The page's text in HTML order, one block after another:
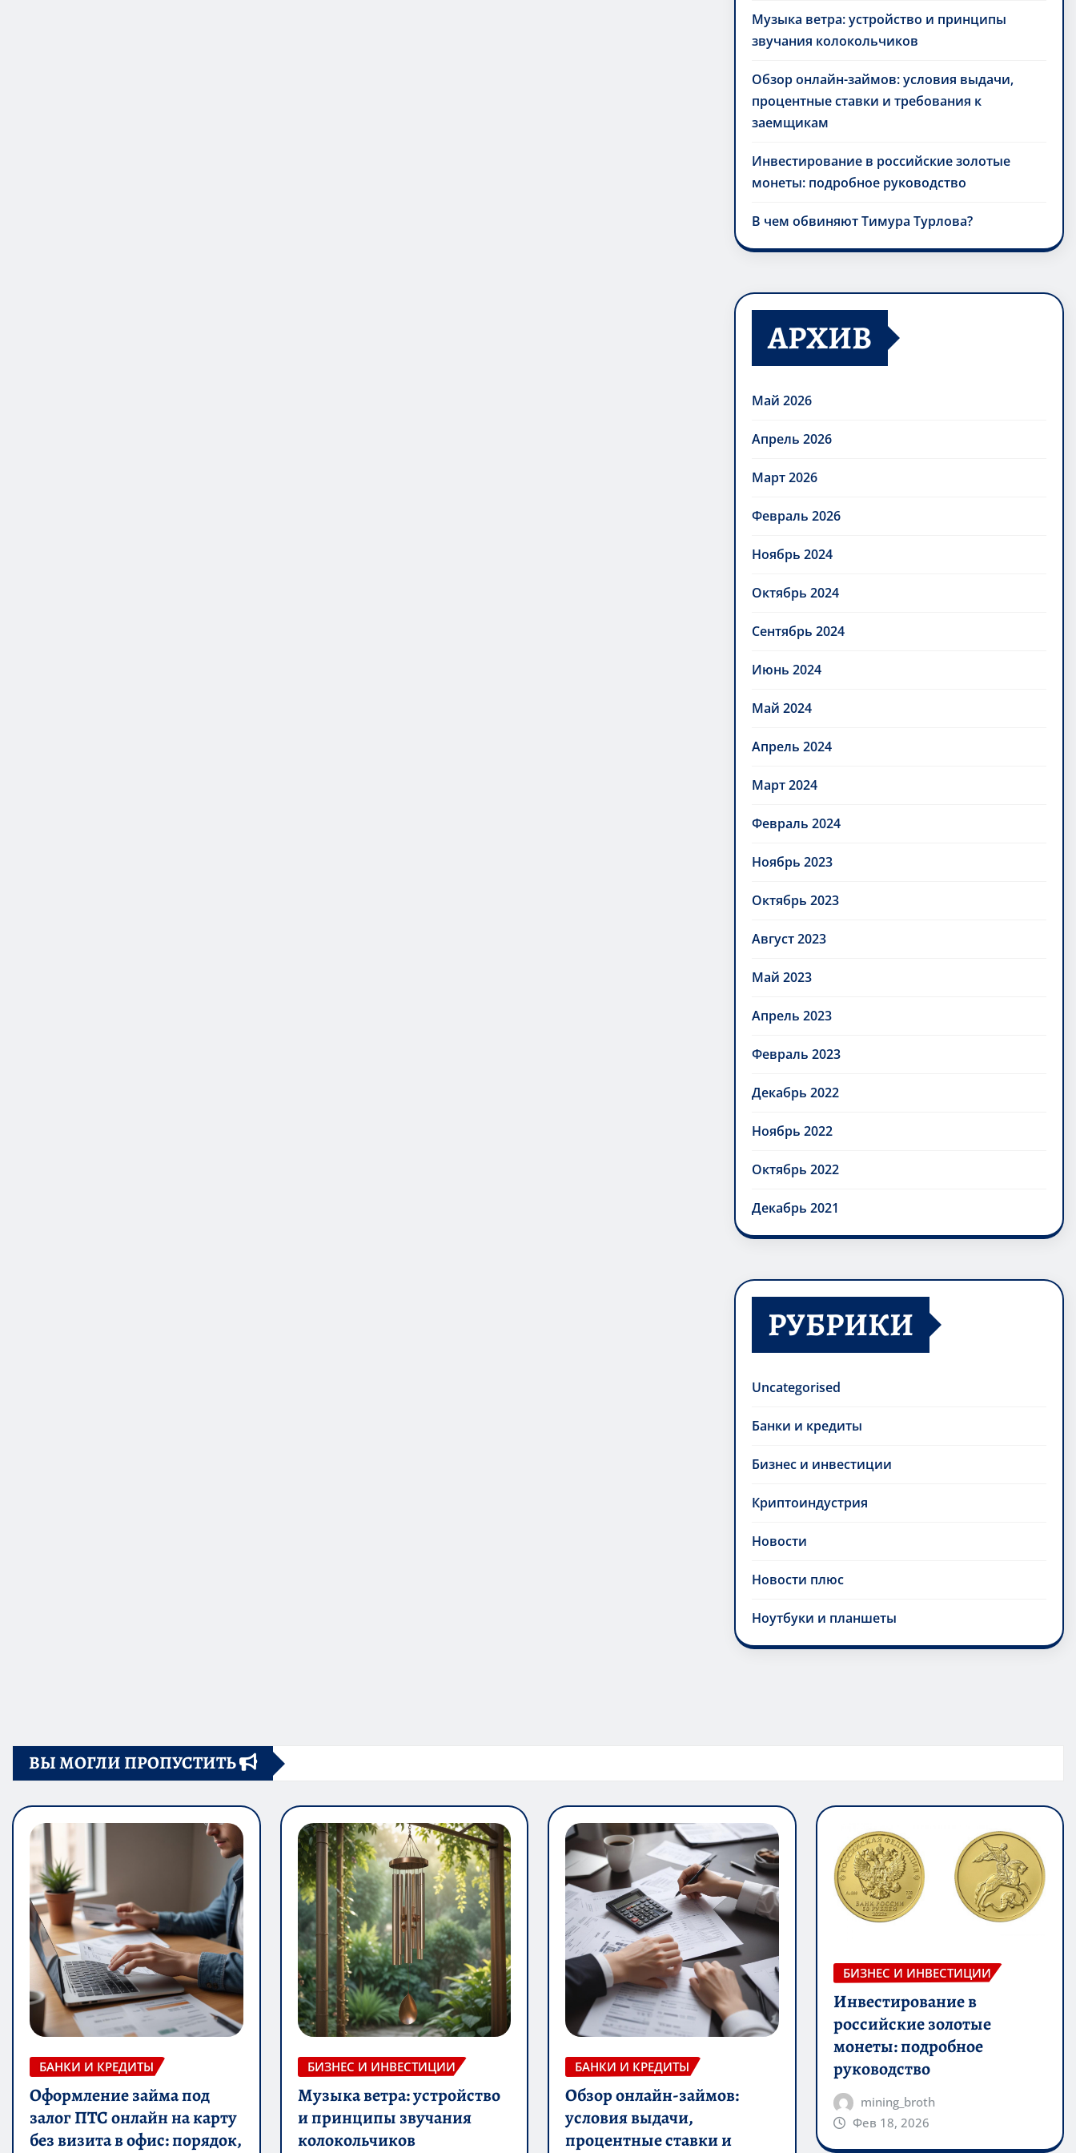
Музыка ветра: устройство и принципы
звучания колокольчиков
Обзор онлайн-займов: условия выдачи,
процентные ставки и требования к
заемщикам
Инвестирование в российские золотые
монеты: подробное руководство
В чем обвиняют Тимура Турлова?
АРХИВ
Май 2026
Апрель 2026
Март 2026
Февраль 2026
Ноябрь 2024
Октябрь 2024
Сентябрь 2024
Июнь 2024
Май 2024
Апрель 2024
Март 2024
Февраль 2024
Ноябрь 2023
Октябрь 2023
Август 2023
Май 2023
Апрель 2023
Февраль 2023
Декабрь 2022
Ноябрь 2022
Октябрь 2022
Декабрь 2021
РУБРИКИ
Uncategorised
Банки и кредиты
Бизнес и инвестиции
Криптоиндустрия
Новости
Новости плюс
Ноутбуки и планшеты
ВЫ МОГЛИ ПРОПУСТИТЬ
БАНКИ И КРЕДИТЫ
Оформление займа под
залог ПТС онлайн на карту
без визита в офис: порядок,
БИЗНЕС И ИНВЕСТИЦИИ
Музыка ветра: устройство
и принципы звучания
колокольчиков
БАНКИ И КРЕДИТЫ
Обзор онлайн-займов:
условия выдачи,
процентные ставки и
БИЗНЕС И ИНВЕСТИЦИИ
Инвестирование в
российские золотые
монеты: подробное
руководство
mining_broth
Фев 18, 2026